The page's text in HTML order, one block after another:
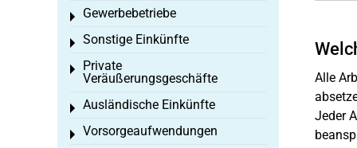
Alle
Jeder
Gewerbebetriebe
Toggle menu
Sonstige Einkünfte
Toggle menu
Private
Veräußerungsgeschäfte
Toggle menu
Ausländische Einkünfte
Toggle menu
Vorsorgeaufwendungen
Toggle menu